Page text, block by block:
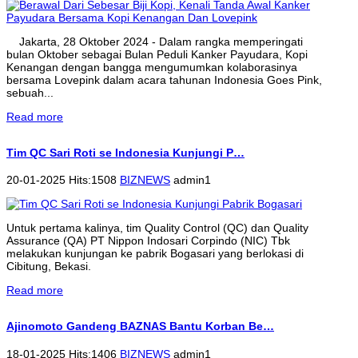
Jakarta, 28 Oktober 2024 - Dalam rangka memperingati
bulan Oktober sebagai Bulan Peduli Kanker Payudara, Kopi
Kenangan dengan bangga mengumumkan kolaborasinya
bersama Lovepink dalam acara tahunan Indonesia Goes Pink,
sebuah...
Read more
Tim QC Sari Roti se Indonesia Kunjungi P…
20-01-2025 Hits:1508 BIZNEWS admin1
Untuk pertama kalinya, tim Quality Control (QC) dan Quality
Assurance (QA) PT Nippon Indosari Corpindo (NIC) Tbk
melakukan kunjungan ke pabrik Bogasari yang berlokasi di
Cibitung, Bekasi.
Read more
Ajinomoto Gandeng BAZNAS Bantu Korban Be…
18-01-2025 Hits:1406 BIZNEWS admin1